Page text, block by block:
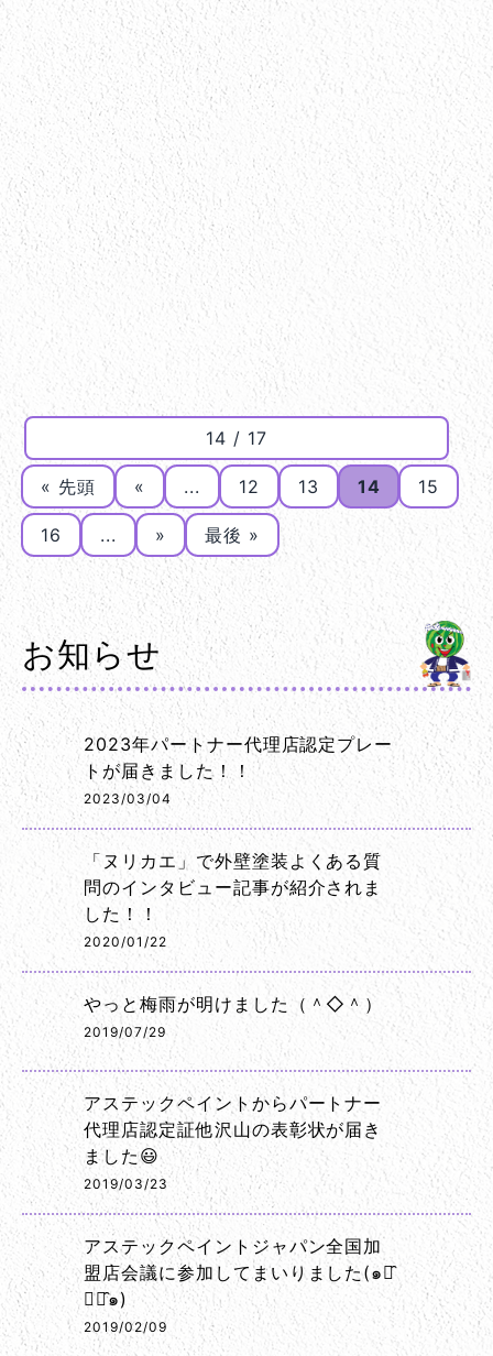
14 / 17
« 先頭 « ... 12 13 14 15
16 ... » 最後 »
お知らせ
2023年パートナー代理店認定プレー
トが届きました！！
2023/03/04
「ヌリカエ」で外壁塗装よくある質
問のインタビュー記事が紹介されま
した！！
2020/01/22
やっと梅雨が明けました（＾◇＾）
2019/07/29
アステックペイントからパートナー
代理店認定証他沢山の表彰状が届き
ました😃
2019/03/23
アステックペイントジャパン全国加
盟店会議に参加してまいりました(๑･̑
◡･̑๑)
2019/02/09